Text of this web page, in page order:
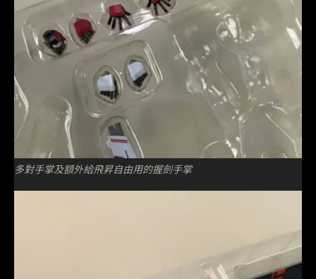
多對手掌及額外給飛昇自由用的握劍手掌